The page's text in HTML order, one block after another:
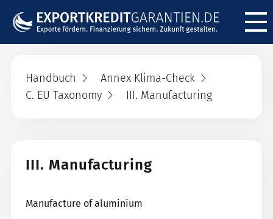
Handbuch
Annex Klima-Check
C. EU Taxonomy
III. Manufacturing
III. Manufacturing
Manufacture of aluminium